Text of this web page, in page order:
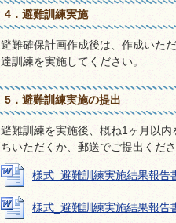
4．避難訓練実施
避難確保計画作成後は、作成いた
達訓練を実施してください。
5．避難訓練実施の提出
避難訓練を実施後、概ね1ヶ月以
ちいただくか、郵送でご提出くださ
様式_避難訓練実施結果報告
様式_避難訓練実施結果報告